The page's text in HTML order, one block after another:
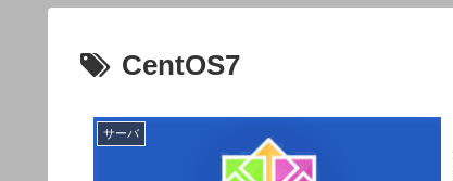
CentOS7
サーバ